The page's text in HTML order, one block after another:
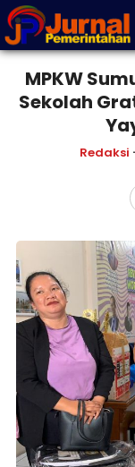
MPKW
Sekolah
Redaksi